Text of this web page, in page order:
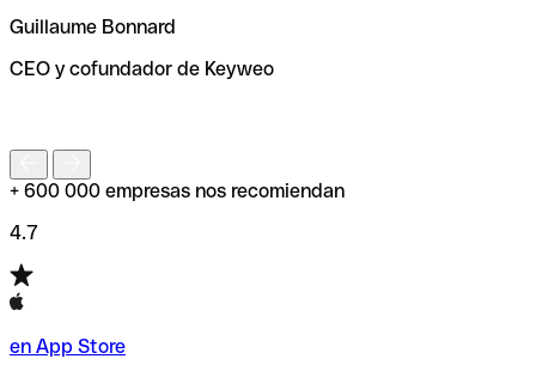
de enviar tu transferencia.
Guillaume Bonnard
CEO y cofundador de Keyweo
+ 600 000 empresas nos recomiendan
4.7
en App Store